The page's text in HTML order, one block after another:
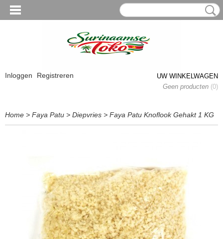
Inloggen Registreren
UW WINKELWAGEN
Geen producten (0)
Home > Faya Patu > Diepvries > Faya Patu Knoflook Gehakt 1 KG